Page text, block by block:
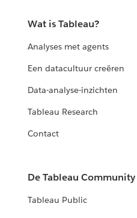
Wat is Tableau?
Analyses met agents
Een datacultuur creëren
Data-analyse-inzichten
Tableau Research
Contact
De Tableau Community
Tableau Public